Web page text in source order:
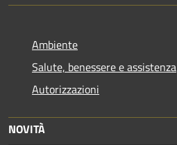
Ambiente
Salute, benessere e assistenza
Autorizzazioni
NOVITÀ